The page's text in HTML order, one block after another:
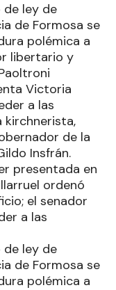
ley de
de Formosa se
polémica a
libertario y
Victoria
a las
kirchnerista,
de la
Insfrán.
presentada en
ordenó
el senador
a las
ley de
de Formosa se
polémica a